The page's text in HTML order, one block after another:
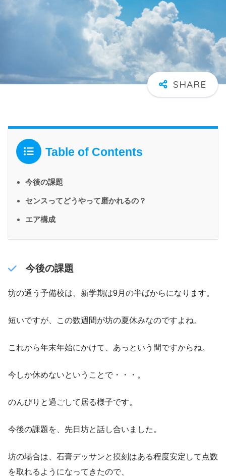
Table of Contents
今後の課題
センスってどうやって磨かれるの？
エア構成
今後の課題
坊の通う予備校は、新学期は9月の半ばからになります。
短いですが、この数週間が坊の夏休みなのですよね。
これから年末年始にかけて、あっという間ですからね。
今しか休めないということで・・・。
のんびりと過ごして居る様子です。
今後の課題を、先日坊と話し合いました。
坊の場合は、石膏デッサンと摸刻はある程度安定して点数
を取れるようになってきたので、